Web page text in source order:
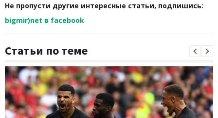
Не пропусти другие интересные статьи, подпишись:
bigmir)net в facebook
Статьи по теме